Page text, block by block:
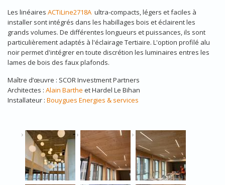
Les linéaires ACTiLine2718A ultra-compacts, légers et faciles à
installer sont intégrés dans les habillages bois et éclairent les
grands volumes. De différentes longueurs et puissances, ils sont
particulièrement adaptés à l'éclairage Tertiaire. L'option profilé alu
noir permet d'intégrer en toute discrétion les luminaires entres les
lames de bois des faux plafonds.
Maître d’œuvre : SCOR Investment Partners
Architectes : Alain Barthe et Hardel Le Bihan
Installateur : Bouygues Energies & services